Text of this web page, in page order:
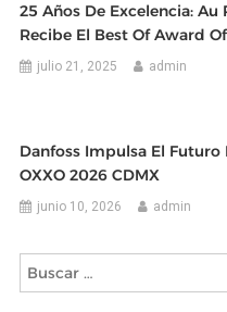
25 Años De Excelencia:
Recibe El Best Of Award
julio 21, 2025 admin
Danfoss Impulsa El Futuro
OXXO 2026 CDMX
junio 10, 2026 admin